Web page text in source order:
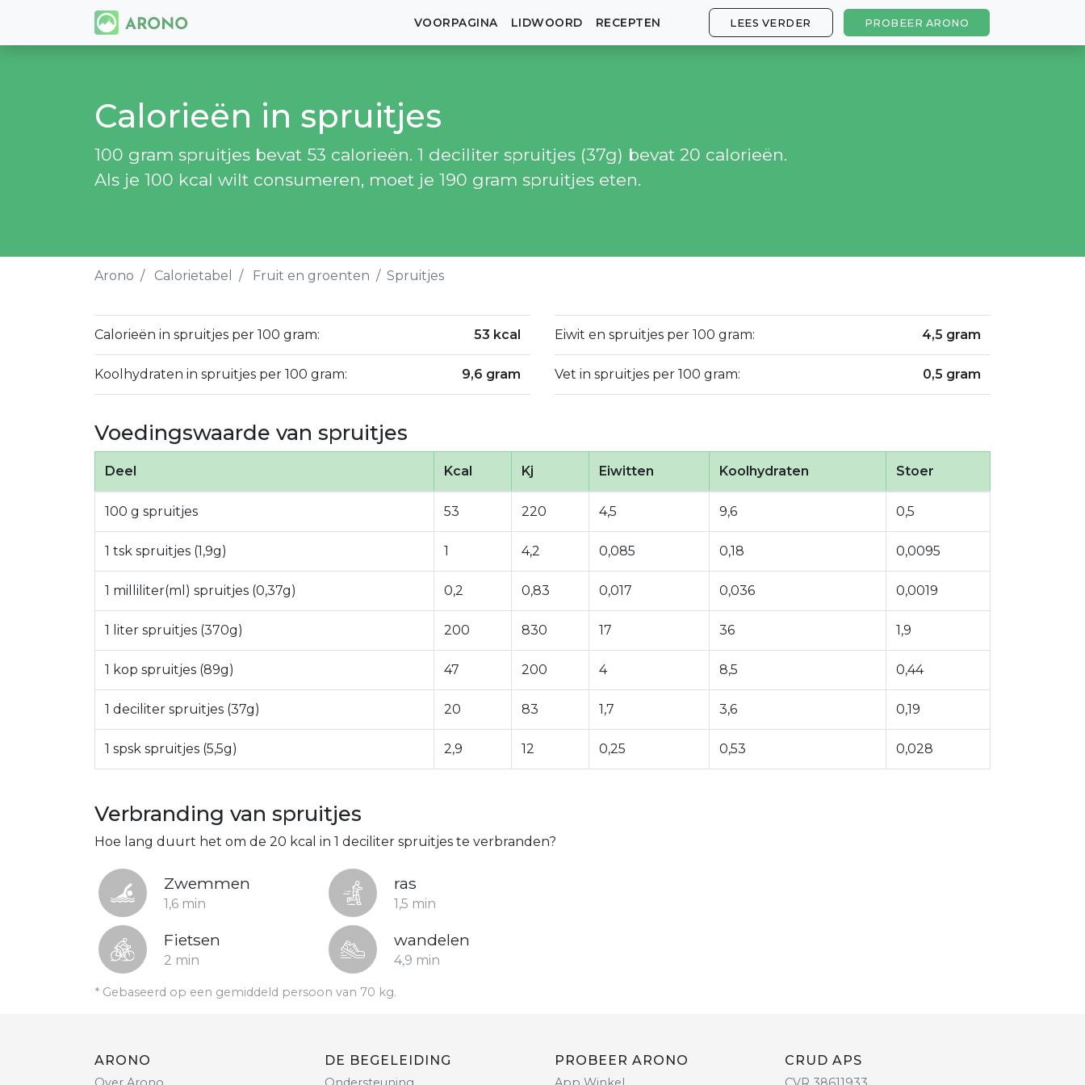
VOORPAGINA LIDWOORD RECEPTEN LEES VERDER PROBEER ARONO
Calorieën in spruitjes
100 gram spruitjes bevat 53 calorieën. 1 deciliter spruitjes (37g) bevat 20 calorieën.
Als je 100 kcal wilt consumeren, moet je 190 gram spruitjes eten.
Arono Calorietabel Fruit en groenten Spruitjes
Calorieën in spruitjes per 100 gram: 53 kcal
Koolhydraten in spruitjes per 100 gram: 9,6 gram
Eiwit en spruitjes per 100 gram: 4,5 gram
Vet in spruitjes per 100 gram: 0,5 gram
Voedingswaarde van spruitjes
Deel Kcal Kj Eiwitten Koolhydraten Stoer
100 g spruitjes 53 220 4,5 9,6 0,5
1 tsk spruitjes (1,9g) 1 4,2 0,085 0,18 0,0095
1 milliliter(ml) spruitjes (0,37g) 0,2 0,83 0,017 0,036 0,0019
1 liter spruitjes (370g) 200 830 17 36 1,9
1 kop spruitjes (89g) 47 200 4 8,5 0,44
1 deciliter spruitjes (37g) 20 83 1,7 3,6 0,19
1 spsk spruitjes (5,5g) 2,9 12 0,25 0,53 0,028
Verbranding van spruitjes
Hoe lang duurt het om de 20 kcal in 1 deciliter spruitjes te verbranden?
Zwemmen
1,6 min
ras
1,5 min
Fietsen
2 min
wandelen
4,9 min
* Gebaseerd op een gemiddeld persoon van 70 kg.
ARONO DE BEGELEIDING PROBEER ARONO CRUD APS